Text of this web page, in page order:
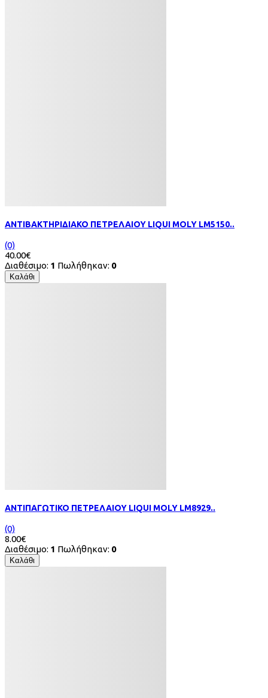
ΑΝΤΙΒΑΚΤΗΡΙΔΙΑΚΟ ΠΕΤΡΕΛΑΙΟΥ LIQUI MOLY LM5150..
(0)
40.00€
Διαθέσιμο: 1 Πωλήθηκαν: 0
Καλάθι
ΑΝΤΙΠΑΓΩΤΙΚΟ ΠΕΤΡΕΛΑΙΟΥ LIQUI MOLY LM8929..
(0)
8.00€
Διαθέσιμο: 1 Πωλήθηκαν: 0
Καλάθι